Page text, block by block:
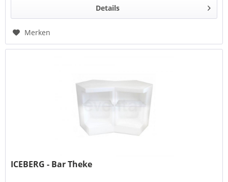
Details
Merken
ICEBERG - Bar Theke